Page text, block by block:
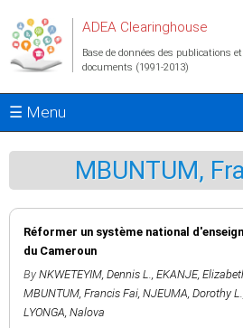
ADEA Clearinghouse
Base de données des publications et
documents (1991-2013)
☰ Menu
MBUNTUM,
Réformer un système national
du Cameroun
By NKWETEYIM, Dennis L., EKANJE,
MBUNTUM, Francis Fai, NJEUMA, Dorothy L.
LYONGA, Nalova